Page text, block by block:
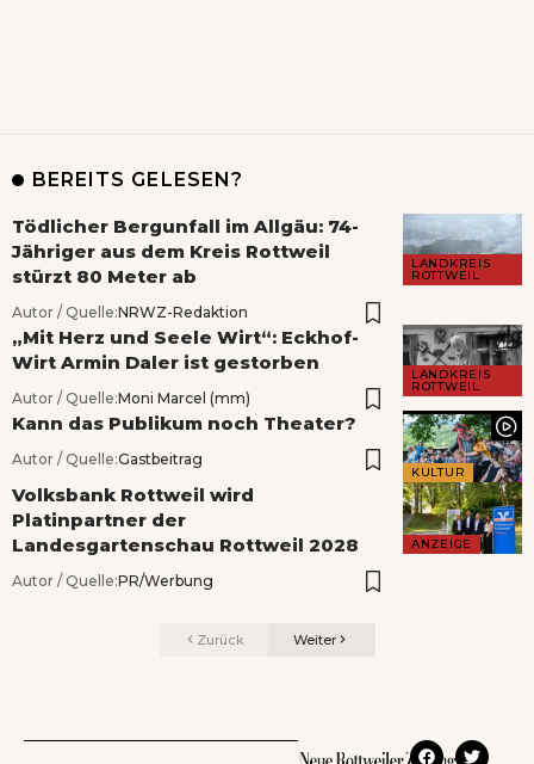
BEREITS GELESEN?
LANDKREIS
ROTTWEIL
Tödlicher Bergunfall im Allgäu: 74-
Jähriger aus dem Kreis Rottweil
stürzt 80 Meter ab
Autor / Quelle:NRWZ-Redaktion
LANDKREIS
ROTTWEIL
„Mit Herz und Seele Wirt“: Eckhof-
Wirt Armin Daler ist gestorben
Autor / Quelle:Moni Marcel (mm)
KULTUR
Kann das Publikum noch Theater?
Autor / Quelle:Gastbeitrag
ANZEIGE
Volksbank Rottweil wird
Platinpartner der
Landesgartenschau Rottweil 2028
Autor / Quelle:PR/Werbung
Zurück Weiter